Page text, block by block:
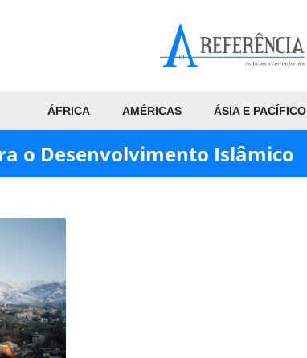
ÁFRICA AMÉRICAS ÁSIA E PACÍFICO
o Desenvolvimento Islâmico